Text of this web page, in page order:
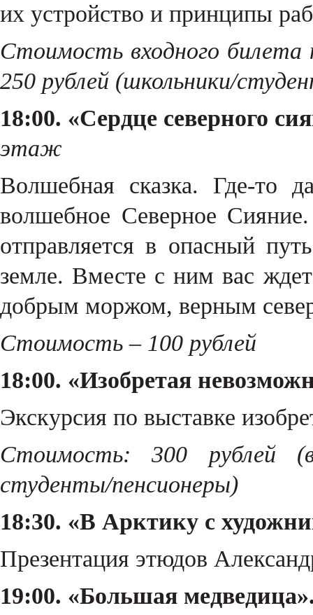
их устройство и принципы
Стоимость входного билета
250 рублей (школьники/
18:00. «Сердце северного
этаж
Волшебная сказка. Где-то
волшебное Северное
отправляется в опасный
земле. Вместе с ним вас
добрым моржом, верным
Стоимость – 100 рублей
18:00. «Изобретая
Экскурсия по выставке
Стоимость:300 рублей
студенты/пенсионеры)
18:30. «В Арктику с
Презентация этюдов
19:00. «Большая